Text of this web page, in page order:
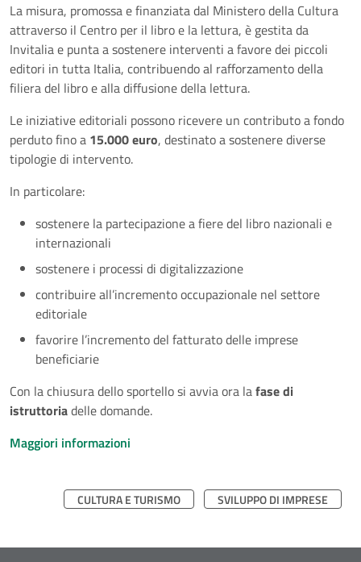
La misura, promossa e finanziata dal Ministero della Cultura
attraverso il Centro per il libro e la lettura, è gestita da
Invitalia e punta a sostenere interventi a favore dei piccoli
editori in tutta Italia, contribuendo al rafforzamento della
filiera del libro e alla diffusione della lettura.
Le iniziative editoriali possono ricevere un contributo a fondo
perduto fino a 15.000 euro, destinato a sostenere diverse
tipologie di intervento.
In particolare:
sostenere la partecipazione a fiere del libro nazionali e
internazionali
sostenere i processi di digitalizzazione
contribuire all’incremento occupazionale nel settore
editoriale
favorire l’incremento del fatturato delle imprese
beneficiarie
Con la chiusura dello sportello si avvia ora lafase di
istruttoriadelle domande.
Maggiori informazioni
CULTURA E TURISMO SVILUPPO DI IMPRESE